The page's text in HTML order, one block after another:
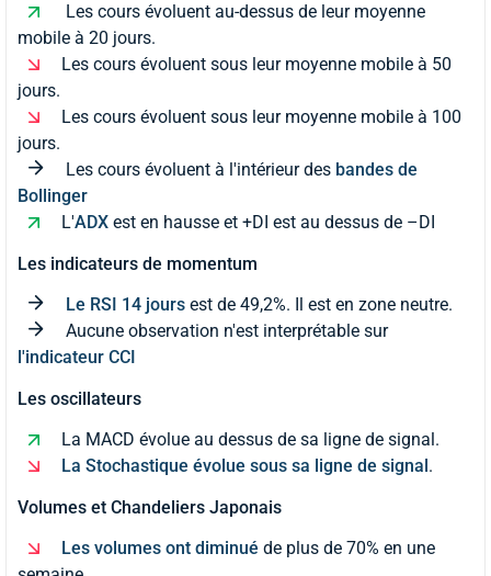
Les cours évoluent au-dessus de leur moyenne
mobile à 20 jours.
Les cours évoluent sous leur moyenne mobile à 50
jours.
Les cours évoluent sous leur moyenne mobile à 100
jours.
Les cours évoluent à l'intérieur des bandes de
Bollinger
L'ADX est en hausse et +DI est au dessus de –DI
Les indicateurs de momentum
Le RSI 14 jours est de 49,2%. Il est en zone neutre.
Aucune observation n'est interprétable sur
l'indicateur CCI
Les oscillateurs
La MACD évolue au dessus de sa ligne de signal.
La Stochastique évolue sous sa ligne de signal .
Volumes et Chandeliers Japonais
Les volumes ont diminué de plus de 70% en une